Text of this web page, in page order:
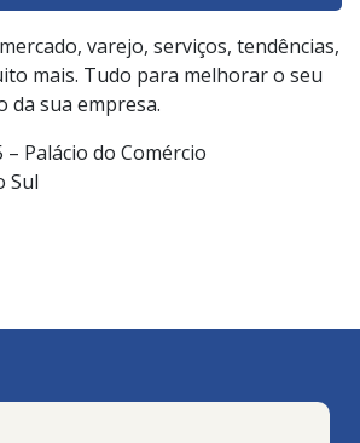
varejo, serviços, tendências,
mais. Tudo para melhorar o seu
da sua empresa.
– Palácio do Comércio
Sul